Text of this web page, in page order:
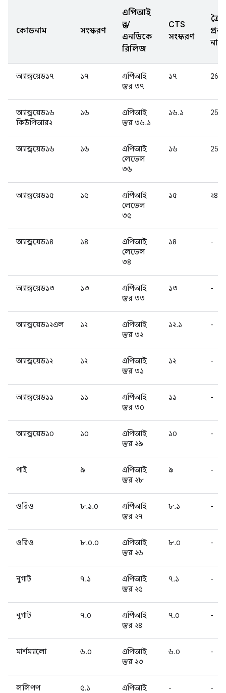
কোডনাম সংস্করণ
এপিআই
স্তর/
এনডিকে
রিলিজ
CTS
সংস্করণ
নাম
অ্যান্ড্রয়েড১৭ ১৭
এপিআই
স্তর ৩৭
১৭
অ্যান্ড্রয়েড১৬
কিউপিআর২
১৬
এপিআই
স্তর ৩৬.১
১৬.১
অ্যান্ড্রয়েড১৬ ১৬
এপিআই
লেভেল
৩৬
১৬
অ্যান্ড্রয়েড১৫ ১৫
এপিআই
লেভেল
৩৫
১৫
অ্যান্ড্রয়েড১৪ ১৪
এপিআই
লেভেল
৩৪
১৪ -
অ্যান্ড্রয়েড১৩ ১৩
এপিআই
স্তর ৩৩
১৩ -
অ্যান্ড্রয়েড১২এল ১২
এপিআই
স্তর ৩২
১২.১ -
অ্যান্ড্রয়েড১২ ১২
এপিআই
স্তর ৩১
১২ -
অ্যান্ড্রয়েড১১ ১১
এপিআই
স্তর ৩০
১১ -
অ্যান্ড্রয়েড১০ ১০
এপিআই
স্তর ২৯
১০ -
পাই ৯
এপিআই
স্তর ২৮
৯ -
ওরিও ৮.১.০
এপিআই
স্তর ২৭
৮.১ -
ওরিও ৮.০.০
এপিআই
স্তর ২৬
৮.০ -
নুগাট ৭.১
এপিআই
স্তর ২৫
৭.১ -
নুগাট ৭.০
এপিআই
স্তর ২৪
৭.০ -
মার্শম্যালো ৬.০
এপিআই
স্তর ২৩
৬.০ -
ললিপপ ৫.১
এপিআই
- -